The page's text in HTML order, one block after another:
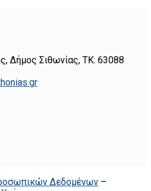
Δήμος Σιθωνίας, ΤΚ: 63088
Δεδομένων –